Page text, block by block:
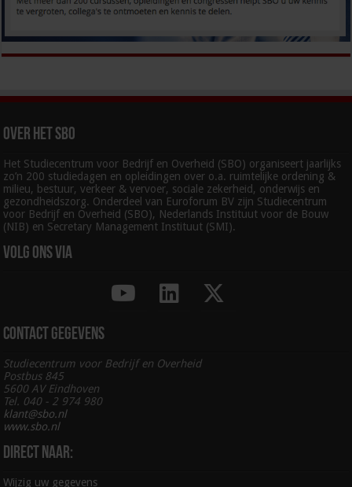
Over het SBO
Het Studiecentrum voor Bedrijf en Overheid (SBO) organiseert jaarlijks
zo’n 200 studiedagen en opleidingen over o.a. ruimtelijke ordening &
milieu, bestuur, verkeer & vervoer, sociale zekerheid, onderwijs en
gezondheidszorg. Onderdeel van Euroforum BV zijn Studiecentrum
voor Bedrijf en Overheid (SBO), Nederlands Instituut voor de Bouw
(NIB) en Secretary Management Instituut (SMI).
Volg ons via
Contact gegevens
Studiecentrum voor Bedrijf en Overheid
Postbus 845
5600 AV Eindhoven
Tel. 040 - 2 974 980
klant@sbo.nl
www.sbo.nl
Direct naar:
Wijzig uw gegevens